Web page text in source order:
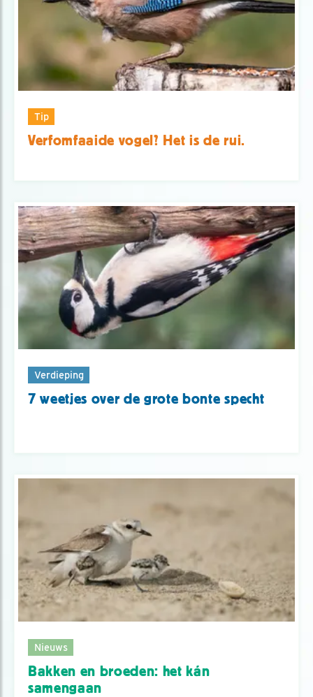
Tip
Verfomfaaide vogel? Het is de rui.
Verdieping
7 weetjes over de grote bonte specht
Nieuws
Bakken en broeden: het kán
samengaan